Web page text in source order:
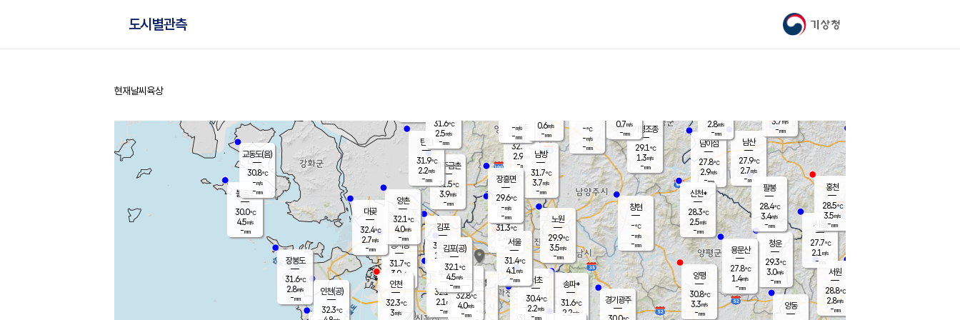
기상청
도시별관측
홈
현재날씨 육상
남이섬
27.8℃
2.9m/s
-mm
볼음도
30.0℃
4.5m/s
-mm
양주
32.7℃
2.9
-mm
과천
31.3℃
남산
27.9℃
2.7m/s
-mm
장봉도
31.6℃
2.8m/s
-mm
청운
29.3℃
3.0m/s
-mm
팔봉
28.4℃
3.4m/s
-mm
양동
경기광주
2.8m/s
-mm
경서동
31.7℃
3.0m/s
-mm
파주금촌
31.5℃
3.9m/s
-mm
가평조종
29.1℃
1.3m/s
-mm
-℃
-m/s
-mm
대곶
32.4℃
2.7m/s
-mm
신천*
28.3℃
2.5m/s
-mm
창현
-℃
-m/s
-mm
탄현
31.9℃
2.2m/s
-mm
0.7m/s
-mm
김포
32.5℃
1.3 m/s
mm
광명
- ℃
-m/s
부천
32.1℃
2.1 m/s
-mm
양촌
32.1℃
4.0m/s
-mm
구로
32.8℃
4.0m/s
-mm
은평
31.3℃
2.4 m/s
- mm
노원
29.9℃
3.5m/s
-mm
송파*
31.6℃
2.2m/s
서초
30.4℃
2.2m/s
-mm
남방
31.7℃
3.7m/s
-mm
장흥면
29.6℃
-m/s
-mm
-m/s
-mm
시동
27.7℃
2.1 m/s
- mm
서원
28.8℃
2.8m/s
-mm
용문산
27.8℃
1.4m/s
-mm
인천(공)
32.3℃
김포(공)
32.1℃
4.5m/s
-mm
교동도(음)
30.8℃
-m/s
-mm
홍천
28.5℃
3.5m/s
-mm
양평
30.8℃
3.3m/s
-mm
인천
32.3℃
3m/s
서울
31.4℃
4.1 m/s
-mm
3.7 m/s
-mm
31.6℃
2.5m/s
-mm
0.6m/s
-mm